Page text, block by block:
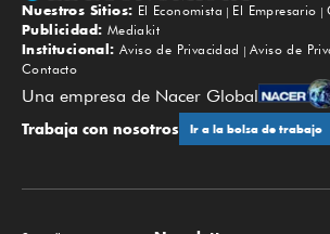
Nuestros Sitios: El Economista El Empresario
Publicidad: Mediakit
Institucional: Aviso de Privacidad
Aviso de
Contacto
Una empresa de Nacer Global
Trabaja con nosotros Ir a la bolsa de trabajo